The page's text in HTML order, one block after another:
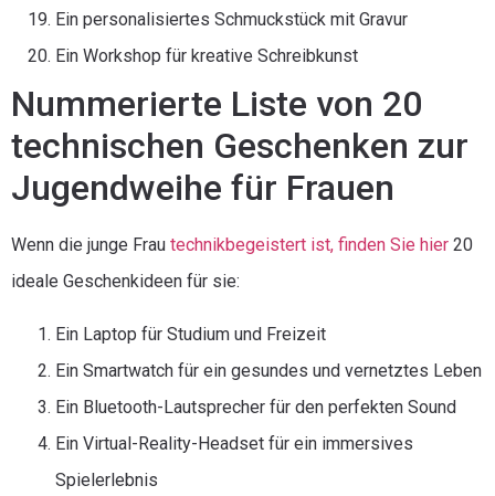
Ein personalisiertes Schmuckstück mit Gravur
Ein Workshop für kreative Schreibkunst
Nummerierte Liste von 20
technischen Geschenken zur
Jugendweihe für Frauen
Wenn die junge Frau technikbegeistert ist, finden Sie hier 20
ideale Geschenkideen für sie:
Ein Laptop für Studium und Freizeit
Ein Smartwatch für ein gesundes und vernetztes Leben
Ein Bluetooth-Lautsprecher für den perfekten Sound
Ein Virtual-Reality-Headset für ein immersives
Spielerlebnis